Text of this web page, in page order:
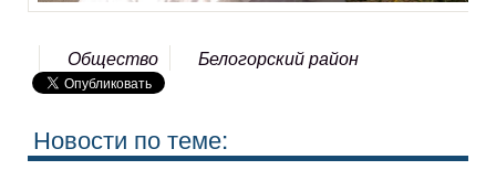
Общество Белогорский район
Новости по теме: